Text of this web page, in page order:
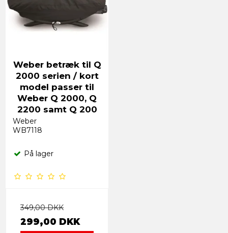
Weber betræk til Q
2000 serien / kort
model passer til
Weber Q 2000, Q
2200 samt Q 200
Weber
WB7118
På lager
349,00 DKK
299,00 DKK